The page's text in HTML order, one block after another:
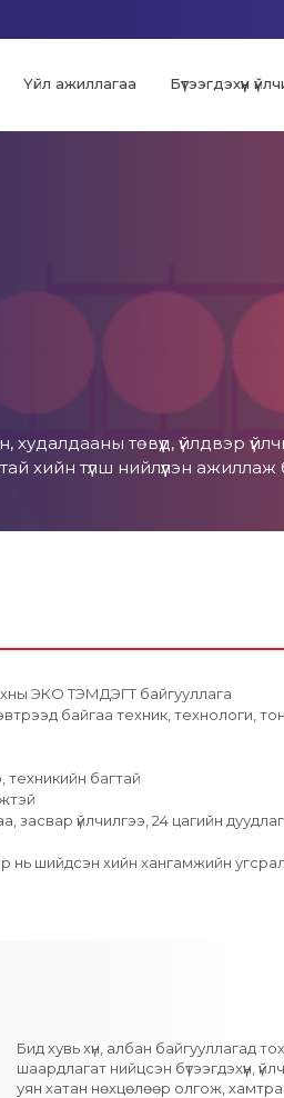
Үйл ажиллагаа Бүтээгдэхүүн
төвүүд, үйлдвэр
хийн түлш нийлүүлэн ажиллаж
ЭКО ТЭМДЭГТ байгууллага
байгаа техник, технологи,
багтай
үйлчилгээ, 24 цагийн
шийдсэн хийн хангамжийн
Бид хувь хүн, албан байгууллагад
шаардлагат нийцсэн бүтээгдэхүүн,
уян хатан нөхцөлөөр олгож,